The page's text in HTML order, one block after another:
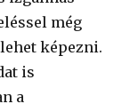
még
képezni.
is
a